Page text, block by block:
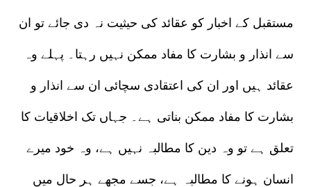
مستقبل کے اخبار کو عقائد کی حیثیت نہ دی جائے تو ان
سے انذار و بشارت کا مفاد ممکن نہیں رہتا۔ پہلے وہ
عقائد ہیں اور ان کی اعتقادی سچائی ان سے انذار و
بشارت کا مفاد ممکن بناتی ہے۔ جہاں تک اخلاقیات کا
تعلق ہے تو وہ دین کا مطالبہ نہیں ہے، وہ خود میرے
انسان ہونے کا مطالبہ ہے، جسے مجھے ہر حال میں